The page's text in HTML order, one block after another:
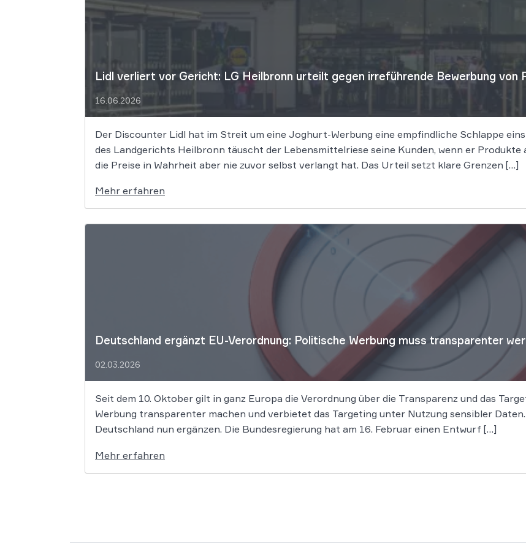
Lidl verliert vor Gericht: LG Heilbronn urteilt gegen irreführende Bewerbung von
16.06.2026
Der Discounter Lidl hat im Streit um eine Joghurt-Werbung eine empfindliche Schlappe
des Landgerichts Heilbronn täuscht der Lebensmittelriese seine Kunden, wenn er Produkte
die Preise in Wahrheit aber nie zuvor selbst verlangt hat. Das Urteil setzt klare Grenzen […]
Mehr erfahren
Deutschland ergänzt EU-Verordnung: Politische Werbung muss transparenter
02.03.2026
Seit dem 10. Oktober gilt in ganz Europa die Verordnung über die Transparenz und das
Werbung transparenter machen und verbietet das Targeting unter Nutzung sensibler
Deutschland nun ergänzen. Die Bundesregierung hat am 16. Februar einen Entwurf […]
Mehr erfahren